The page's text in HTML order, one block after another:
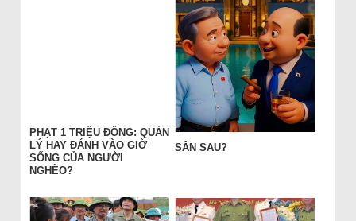
PHẠT 1 TRIỆU ĐỒNG: QUẢN
LÝ HAY ĐÁNH VÀO GIỜ
SỐNG CỦA NGƯỜI
NGHÈO?
SÂN SAU?